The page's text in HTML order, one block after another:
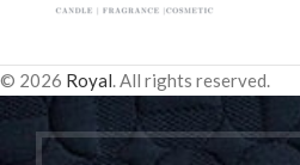
© 2026 Royal. All rights reserved.